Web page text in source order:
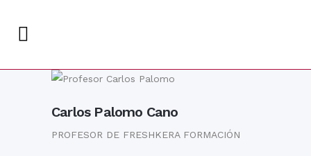
Carlos Palomo Cano
PROFESOR DE FRESHKERA FORMACIÓN